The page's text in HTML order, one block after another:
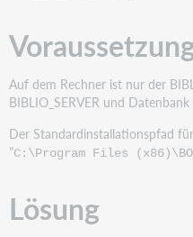
Auf dem Rechner ist nur der
BIBLIO_SERVER und
Der Standardinstallationspfad
"C:\Program Files
Lösung